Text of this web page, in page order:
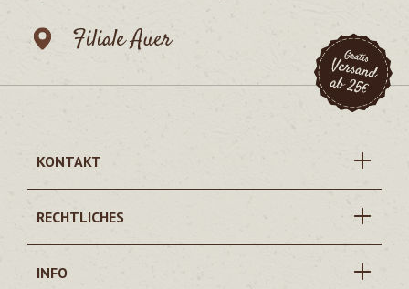
Filiale Auer
KONTAKT
RECHTLICHES
INFO